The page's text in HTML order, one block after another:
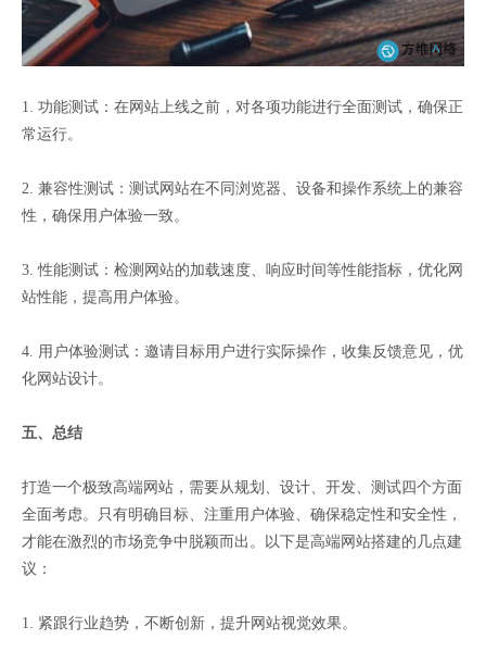
1. 功能测试：在网站上线之前，对各项功能进行全面测试，确保正
常运行。
2. 兼容性测试：测试网站在不同浏览器、设备和操作系统上的兼容
性，确保用户体验一致。
3. 性能测试：检测网站的加载速度、响应时间等性能指标，优化网
站性能，提高用户体验。
4. 用户体验测试：邀请目标用户进行实际操作，收集反馈意见，优
化网站设计。
五、总结
打造一个极致高端网站，需要从规划、设计、开发、测试四个方面
全面考虑。只有明确目标、注重用户体验、确保稳定性和安全性，
才能在激烈的市场竞争中脱颖而出。以下是高端网站搭建的几点建
议：
1. 紧跟行业趋势，不断创新，提升网站视觉效果。